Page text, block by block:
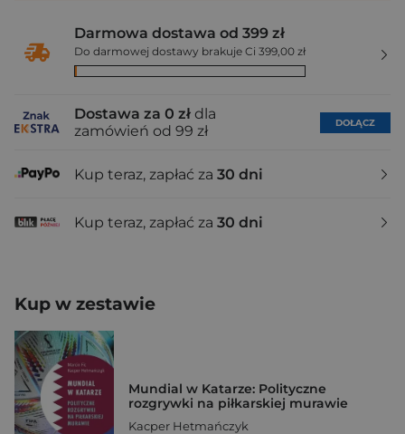
Darmowa dostawa od 399 zł
Do darmowej dostawy brakuje Ci 399,00 zł
Dostawa za 0 zł dla
zamówień od 99 zł
DOŁĄCZ
Kup teraz, zapłać za 30 dni
Kup teraz, zapłać za 30 dni
Kup w zestawie
Mundial w Katarze: Polityczne
rozgrywki na piłkarskiej murawie
Kacper Hetmańczyk